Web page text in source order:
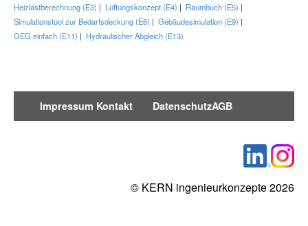
Heizlastberechnung (E3) | Lüftungskonzept (E4) | Raumbuch (E5) |
Simulationstool zur Bedarfsdeckung (E6) | Gebäudesimulation (E9) |
GEG einfach (E11) | Hydraulischer Abgleich (E13)
Impressum Kontakt DatenschutzAGB
© KERN ingenieurkonzepte 2026